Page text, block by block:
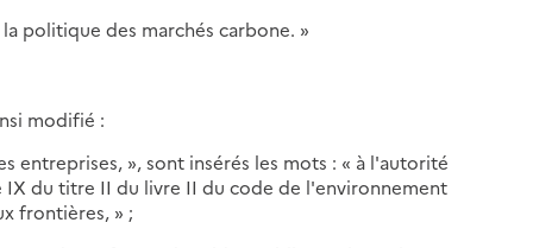
politique des marchés carbone. »
modifié :
entreprises, », sont insérés les mots : « à l'autorité
du titre II du livre II du code de l'environnement
frontières, » ;